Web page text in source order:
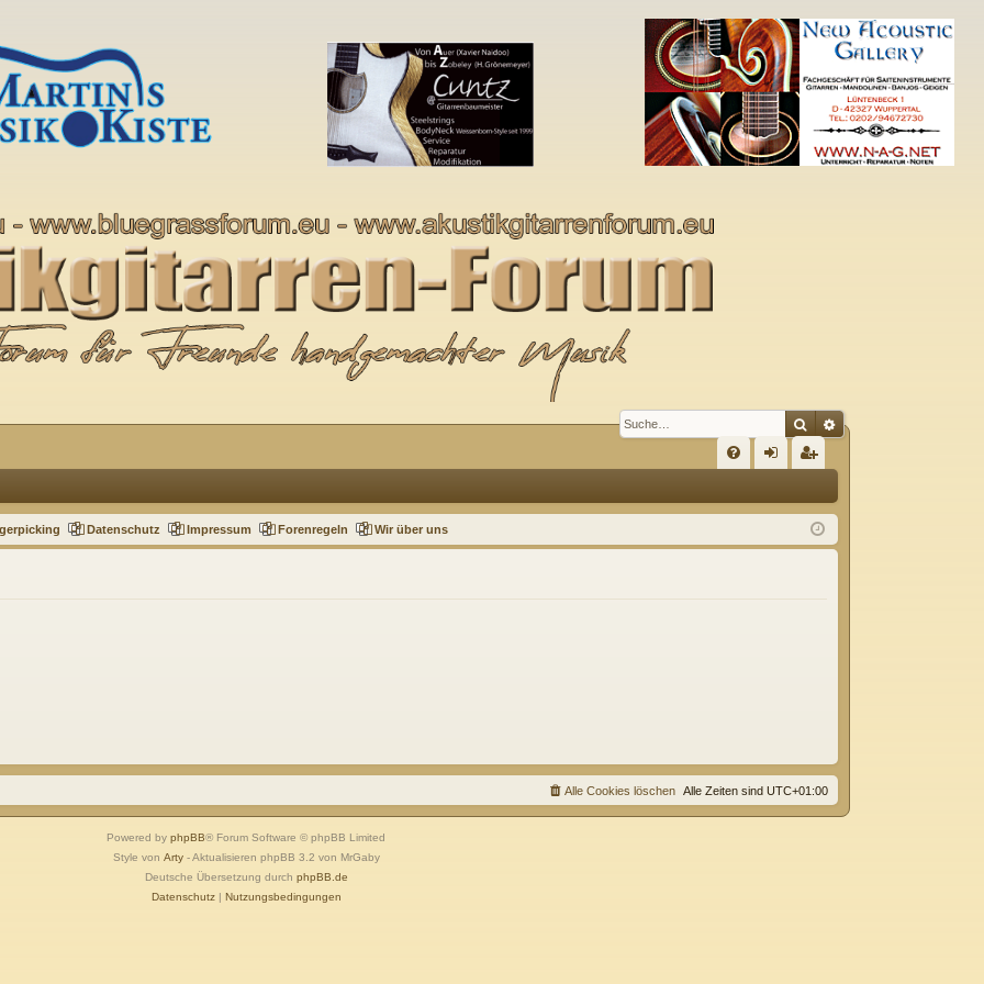
SucheErweiterte Suche
S
Q m
el
ist
rie
Datenschutz Impressum Forenregeln Wir über uns
Alle Zeiten sind UTC+01:00
Alle Cookies löschen
Powered by phpBB® Forum Software © phpBB Limited
Style von Arty- Aktualisieren phpBB 3.2 von MrGaby
Deutsche Übersetzung durch phpBB.de
Datenschutz| Nutzungsbedingungen